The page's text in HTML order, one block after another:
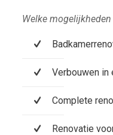
Welke
Verbouwen in
Complete
Renovatie